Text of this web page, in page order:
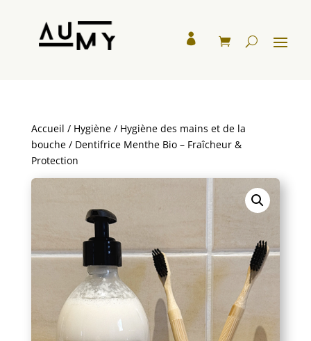

Accueil / Hygiène/ Hygiène des mains et de la
bouche/ Dentifrice Menthe Bio – Fraîcheur &
Protection